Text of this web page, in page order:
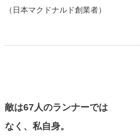
（日本マクドナルド創業者）
敵は67人のランナーでは
なく、私自身。